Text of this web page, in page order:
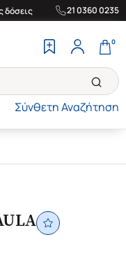
| Δωρεάν
21 0360 0235
Σύνθετη Αναζήτηση
0